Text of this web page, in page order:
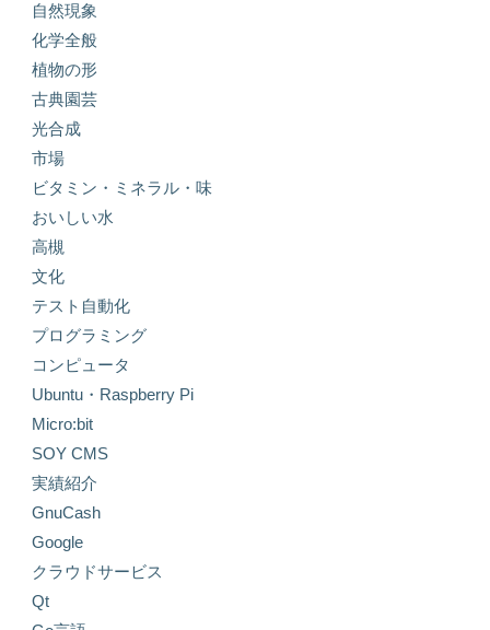
自然現象
化学全般
植物の形
古典園芸
光合成
市場
ビタミン・ミネラル・味
おいしい水
高槻
文化
テスト自動化
プログラミング
コンピュータ
Ubuntu・Raspberry Pi
Micro:bit
SOY CMS
実績紹介
GnuCash
Google
クラウドサービス
Qt